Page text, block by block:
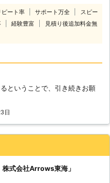
ります。そのまま放置してしま
が傾いたり、地震などの揺れに
感じるようになったらすぐに業
いは当社にお任せください。当
除させていただきます。アフタ
も充実しておりますのでご安心
い。しっかり駆除してお客様が
だきます。
ピート率 サポート万全
スピー
経験豊富
見積り後追加料金無
ということで、引き続きお願
日
株式会社Arrows東海」